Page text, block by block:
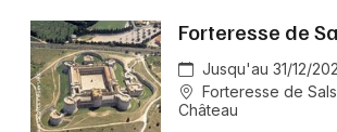
66 - Pyrénées-Orientales
Choisir mes départements
Forteresse de
Jusqu'au 31/12/
Forteresse de
Château